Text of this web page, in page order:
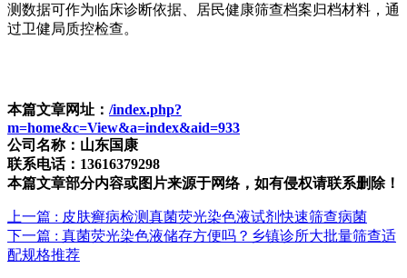
测数据可作为临床诊断依据、居民健康筛查档案归档材料，通
过卫健局质控检查。
本篇文章网址： /index.php?
m=home&c=View&a=index&aid=933
公司名称：山东国康
联系电话：13616379298
本篇文章部分内容或图片来源于网络，如有侵权请联系删除！
上一篇 : 皮肤癣病检测真菌荧光染色液试剂快速筛查病菌
下一篇 : 真菌荧光染色液储存方便吗？乡镇诊所大批量筛查适
配规格推荐